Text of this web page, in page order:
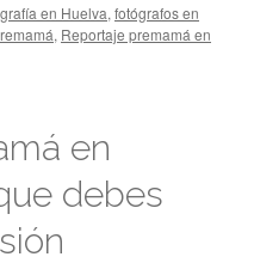
en Huelva, fotógrafos en
, Reportaje premamá en
en
debes